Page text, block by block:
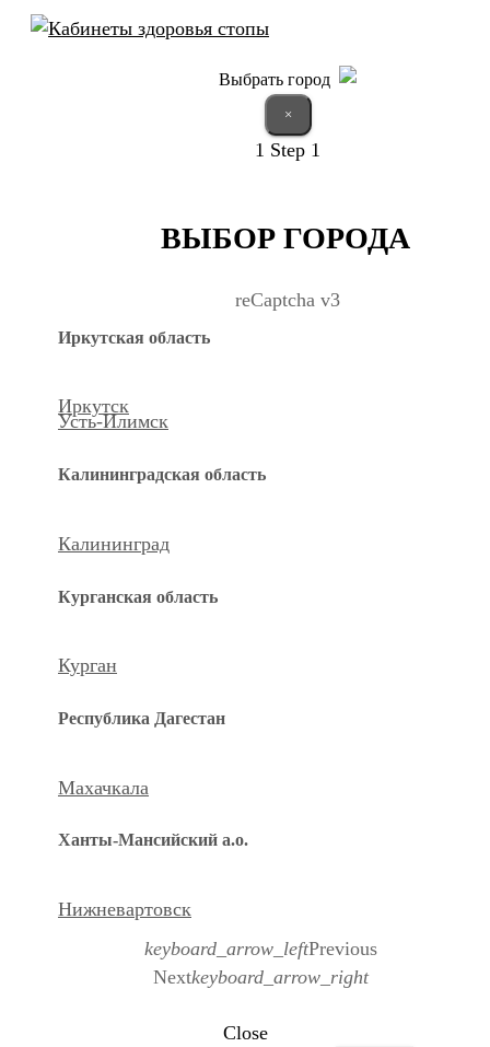
Выбрать город
×
1 Step 1
ВЫБОР ГОРОДА
reCaptcha v3
Иркутская область
Иркутск
Усть-Илимск
Калининградская область
Калининград
Курганская область
Курган
Республика Дагестан
Махачкала
Ханты-Мансийский а.о.
Нижневартовск
keyboard_arrow_leftPrevious
Nextkeyboard_arrow_right
Close